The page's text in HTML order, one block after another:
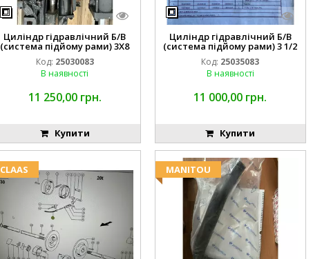
Циліндр гідравлічний Б/В
(система підйому рами) 3X8
87423768
Код: 25030083
В наявності
11 250,00 грн.
Купити
Циліндр гідравлічний Б/В
(система підйому рами) 3 1/2
84255910
Код: 25035083
В наявності
11 000,00 грн.
Купити
CLAAS MANITOU